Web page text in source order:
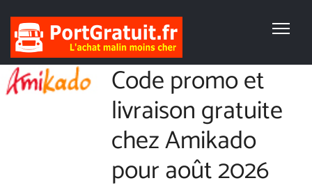
Code promo et
livraison gratuite
chez Amikado
pour août 2026